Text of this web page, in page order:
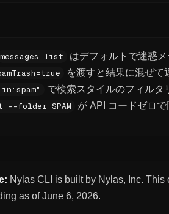
messages.list
はデフォルトで迷惑
を渡すと結果に混ぜて
で検索スタイルのフィルタ
folder SPAM
が API コードゼロで
Nylas CLI is built by Nylas, Inc.
as ofJune 6, 2026.